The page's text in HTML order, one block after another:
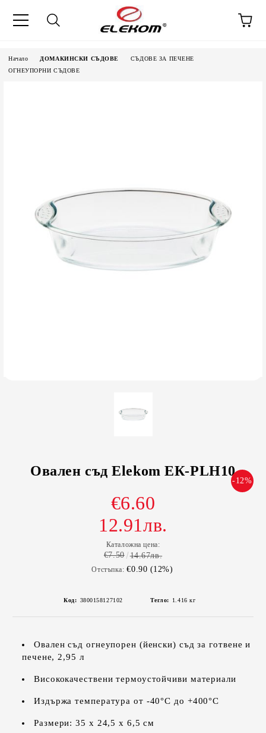
Начало ДОМАКИНСКИ СЪДОВЕ
СЪДОВЕ ЗА ПЕЧЕНЕ
ОГНЕУПОРНИ СЪДОВЕ
Овален съд Elekom ЕК-PLH10
-12%
€6.60
12.91лв.
Каталожна цена:
€7.50 14.67лв.
Отстъпка: €0.90 (12%)
Код: 3800158127102 Тегло: 1.416 кг
Овален съд огнеупорен (йенски) съд за готвене и
печене, 2,95 л
Висококачествени термоустойчиви материали
Издържа температура от -40°C до +400°C
Размери: 35 х 24,5 х 6,5 см